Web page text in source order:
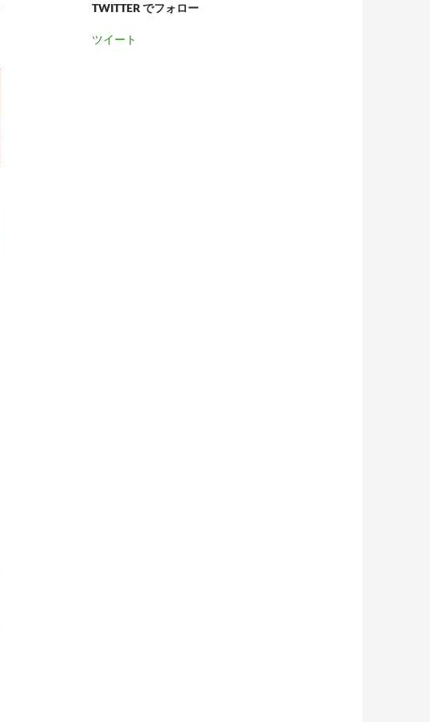
TWITTER でフォロー
ツイート